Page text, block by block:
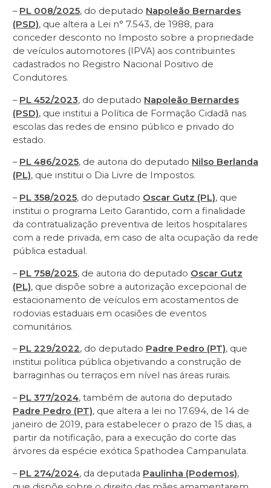
– PL 008/2025, do deputado Napoleão Bernardes
(PSD), que altera a Lei n° 7.543, de 1988, para
conceder desconto no Imposto sobre a propriedade
de veículos automotores (IPVA) aos contribuintes
cadastrados no Registro Nacional Positivo de
Condutores.
– PL 452/2023, do deputado Napoleão Bernardes
(PSD), que institui a Política de Formação Cidadã nas
escolas das redes de ensino público e privado do
estado.
– PL 486/2025, de autoria do deputado Nilso Berlanda
(PL), que institui o Dia Livre de Impostos.
– PL 358/2025, do deputado Oscar Gutz (PL), que
institui o programa Leito Garantido, com a finalidade
da contratualização preventiva de leitos hospitalares
com a rede privada, em caso de alta ocupação da rede
pública estadual.
– PL 758/2025, de autoria do deputado Oscar Gutz
(PL), que dispõe sobre a autorização excepcional de
estacionamento de veículos em acostamentos de
rodovias estaduais em ocasiões de eventos
comunitários.
– PL 229/2022, do deputado Padre Pedro (PT), que
institui política pública objetivando a construção de
barraginhas ou terraços em nível nas áreas rurais.
– PL 377/2024, também de autoria do deputado
Padre Pedro (PT), que altera a lei no 17.694, de 14 de
janeiro de 2019, para estabelecer o prazo de 15 dias, a
partir da notificação, para a execução do corte das
árvores da espécie exótica Spathodea Campanulata.
– PL 274/2024, da deputada Paulinha (Podemos),